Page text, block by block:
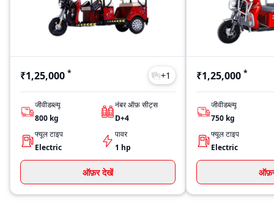
₹1,25,000 * +1
जीवीडब्ल्यू
800 kg
नंबर ऑफ़ सीट्स
D+4
फ्यूल टाइप
Electric
पावर
1 hp
ऑफ़र देखें
₹1,25,000 *
जीवीडब्ल्यू
750 kg
फ्यूल टाइप
Electric